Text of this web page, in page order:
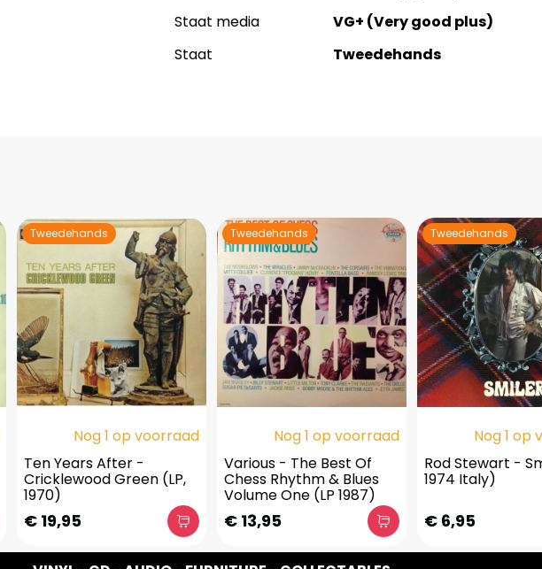
Staat media
VG+ (Very good plus)
Staat
Tweedehands
Tweedehands
Nog 1 op voorraad
Ten Years After -
Cricklewood Green (LP,
1970)
€ 19,95
Tweedehands
Nog 1 op voorraad
Various - The Best Of
Chess Rhythm & Blues
Volume One (LP 1987)
€ 13,95
Tweedehands
Nog 1 op
Rod Stewart -
1974 Italy)
€ 6,95